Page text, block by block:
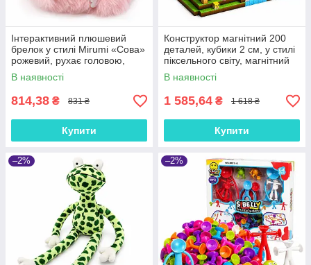
Інтерактивний плюшевий
брелок у стилі Mirumi «Сова»
рожевий, рухає головою,
співає, повторює слова, на
липучках, 17 см
В наявності
814,38 ₴ 831 ₴
Купити
Конструктор магнітний 200
деталей, кубики 2 см, у стилі
піксельного світу, магнітний
набір для дітей 3+, CFK26
В наявності
1 585,64 ₴ 1 618 ₴
Купити
–2% –2%